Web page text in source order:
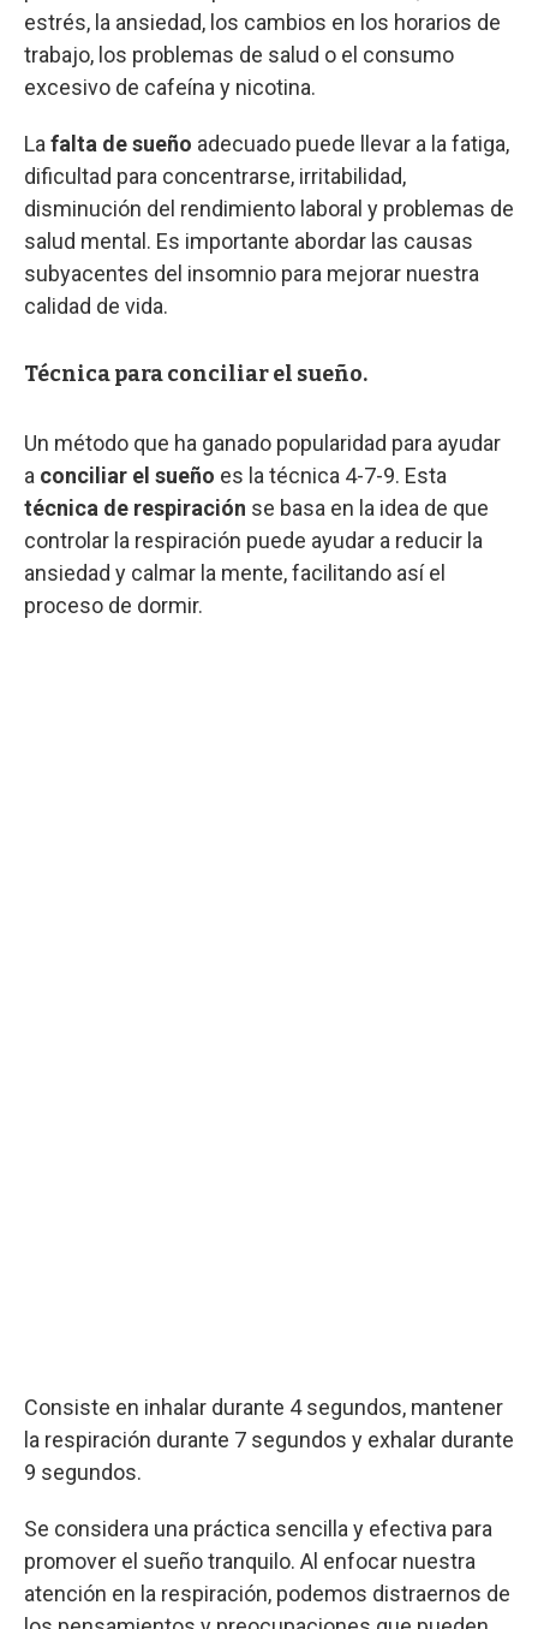
estrés, la ansiedad, los cambios en los horarios de
trabajo, los problemas de salud o el consumo
excesivo de cafeína y nicotina.
La falta de sueño adecuado puede llevar a la fatiga,
dificultad para concentrarse, irritabilidad,
disminución del rendimiento laboral y problemas de
salud mental. Es importante abordar las causas
subyacentes del insomnio para mejorar nuestra
calidad de vida.
Técnica para conciliar el sueño.
Un método que ha ganado popularidad para ayudar
a conciliar el sueño es la técnica 4-7-9. Esta
técnica de respiración se basa en la idea de que
controlar la respiración puede ayudar a reducir la
ansiedad y calmar la mente, facilitando así el
proceso de dormir.
Consiste en inhalar durante 4 segundos, mantener
la respiración durante 7 segundos y exhalar durante
9 segundos.
Se considera una práctica sencilla y efectiva para
promover el sueño tranquilo. Al enfocar nuestra
atención en la respiración, podemos distraernos de